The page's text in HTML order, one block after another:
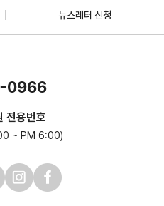
뉴스레터 신청
0966
전용번호
~ PM 6:00)